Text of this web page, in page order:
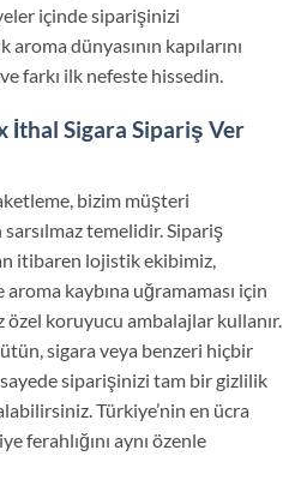
içinde siparişinizi
dünyasının kapılarını
farkı ilk nefeste hissedin.
İthal Sigara Sipariş Ver
bizim müşteri
sarsılmaz temelidir. Sipariş
itibaren lojistik ekibimiz,
kaybına uğramaması için
özel koruyucu ambalajlar kullanır.
sigara veya benzeri hiçbir
siparişinizi tam bir gizlilik
Türkiye’nin en ücra
ferahlığını aynı özenle